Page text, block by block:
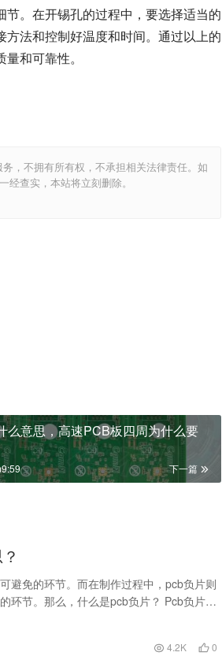
。在开锡孔的过程中，要选择适当的
法和控制好温度和时间。通过以上的
和可靠性。
，不拥有所有权，不承担相关法律责任。如
查实，本站将立刻删除。
么意思，高速PCB板四周为什么要
下一篇
避免的环节。而在制作过程中，pcb负片则
环节。那么，什么是pcb负片？ Pcb负片是
4.2K 0